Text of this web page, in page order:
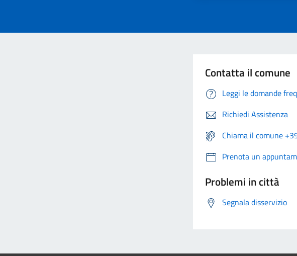
Contatta il comune
Leggi le domande
Richiedi Assistenza
Chiama il comune
Prenota un
Problemi in città
Segnala disservizio